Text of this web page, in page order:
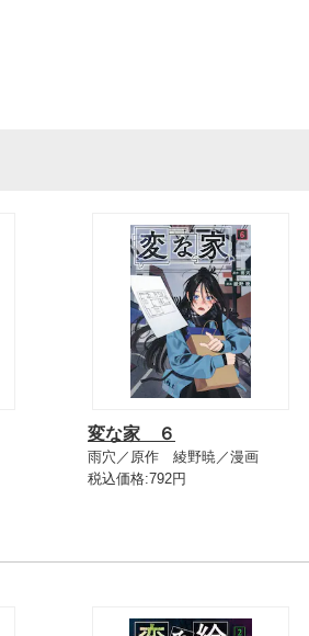
変な家 ６
雨穴／原作 綾野暁／漫画
税込価格:792円